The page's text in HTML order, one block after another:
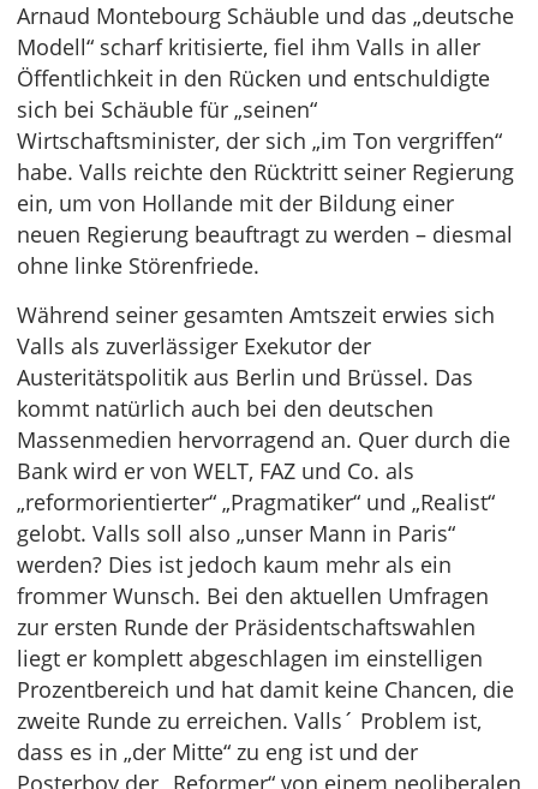
Arnaud Montebourg Schäuble und das „deutsche
Modell“ scharf kritisierte, fiel ihm Valls in aller
Öffentlichkeit in den Rücken und entschuldigte
sich bei Schäuble für „seinen“
Wirtschaftsminister, der sich „im Ton vergriffen“
habe. Valls reichte den Rücktritt seiner Regierung
ein, um von Hollande mit der Bildung einer
neuen Regierung beauftragt zu werden – diesmal
ohne linke Störenfriede.
Während seiner gesamten Amtszeit erwies sich
Valls als zuverlässiger Exekutor der
Austeritätspolitik aus Berlin und Brüssel. Das
kommt natürlich auch bei den deutschen
Massenmedien hervorragend an. Quer durch die
Bank wird er von WELT, FAZ und Co. als
„reformorientierter“ „Pragmatiker“ und „Realist“
gelobt. Valls soll also „unser Mann in Paris“
werden? Dies ist jedoch kaum mehr als ein
frommer Wunsch. Bei den aktuellen Umfragen
zur ersten Runde der Präsidentschaftswahlen
liegt er komplett abgeschlagen im einstelligen
Prozentbereich und hat damit keine Chancen, die
zweite Runde zu erreichen. Valls´ Problem ist,
dass es in „der Mitte“ zu eng ist und der
Posterboy der „Reformer“ von einem neoliberalen